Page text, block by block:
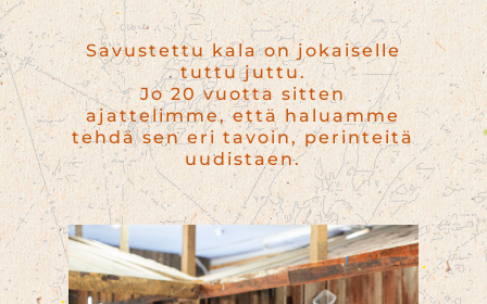
Savustettu kala on jokaiselle
tuttu juttu.
Jo 20 vuotta sitten
ajattelimme, että haluamme
tehdä sen eri tavoin, perinteitä
uudistaen.